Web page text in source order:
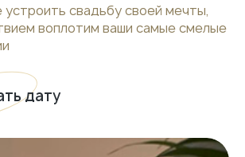
устроить свадьбу своей мечты,
воплотим ваши самые смелые
дату